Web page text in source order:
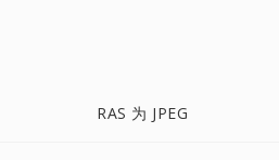
RAS 为 JPEG